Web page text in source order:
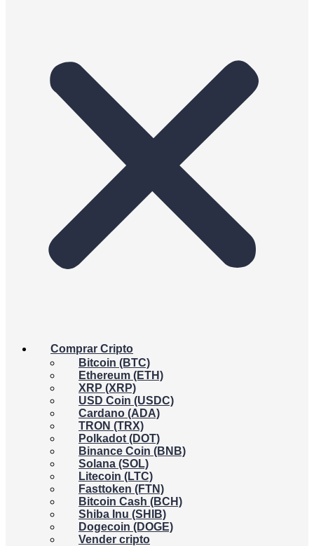
Comprar Cripto
Bitcoin (BTC)
Ethereum (ETH)
XRP (XRP)
USD Coin (USDC)
Cardano (ADA)
TRON (TRX)
Polkadot (DOT)
Binance Coin (BNB)
Solana (SOL)
Litecoin (LTC)
Fasttoken (FTN)
Bitcoin Cash (BCH)
Shiba Inu (SHIB)
Dogecoin (DOGE)
Vender cripto